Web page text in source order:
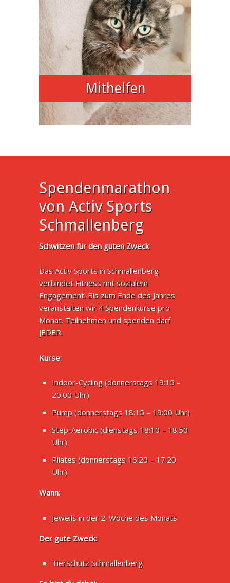
Mithelfen
Spendenmarathon
von Activ Sports
Schmallenberg
Schwitzen für den guten Zweck
Das Activ Sports in Schmallenberg
verbindet Fitness mit sozialem
Engagement. Bis zum Ende des Jahres
veranstalten wir 4 Spendenkurse pro
Monat. Teilnehmen und spenden darf
JEDER.
Kurse:
Indoor-Cycling (donnerstags 19:15 –
20:00 Uhr)
Pump (donnerstags 18:15 – 19:00 Uhr)
Step-Aerobic (dienstags 18:10 – 18:50
Uhr)
Pilates (donnerstags 16:20 – 17:20
Uhr)
Wann:
Jeweils in der 2. Woche des Monats
Der gute Zweck:
Tierschutz Schmallenberg